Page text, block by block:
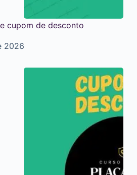
cupom de desconto
2026